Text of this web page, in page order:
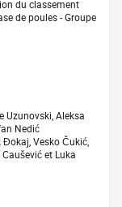
du classement
de poules - Groupe
Uzunovski, Aleksa
Nedić
Vesko Čukić,
et Luka